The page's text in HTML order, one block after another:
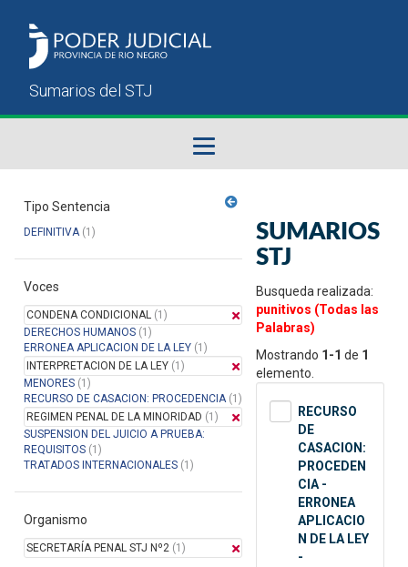
Sumarios del STJ
Manual del Usuario
Tipo Sentencia
DEFINITIVA(1)
Voces
CONDENA CONDICIONAL (1)
DERECHOS HUMANOS (1)
ERRONEA APLICACION DE LA LEY (1)
INTERPRETACION DE LA LEY (1)
MENORES (1)
RECURSO DE CASACION: PROCEDENCIA(1)
REGIMEN PENAL DE LA MINORIDAD (1)
SUSPENSION DEL JUICIO A PRUEBA:
REQUISITOS (1)
TRATADOS INTERNACIONALES (1)
Organismo
SECRETARÍA PENAL STJ Nº2 (1)
SUMARIOS
STJ
Busqueda realizada:
punitivos (Todas las
Palabras)
Mostrando 1-1 de 1
elemento.
RECURSO
DE
CASACION:
PROCEDEN
CIA -
ERRONEA
APLICACIO
N DE LA LEY
-